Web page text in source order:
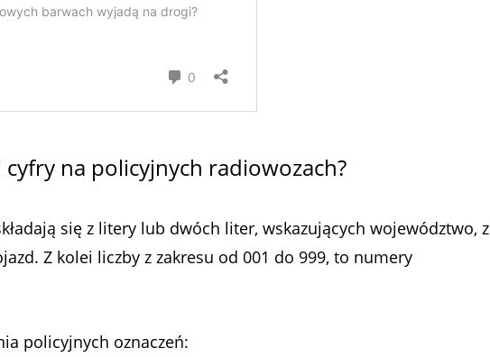
cyfry na policyjnych radiowozach?
się z litery lub dwóch liter, wskazujących województwo, z
Z kolei liczby z zakresu od 001 do 999, to numery
policyjnych oznaczeń: